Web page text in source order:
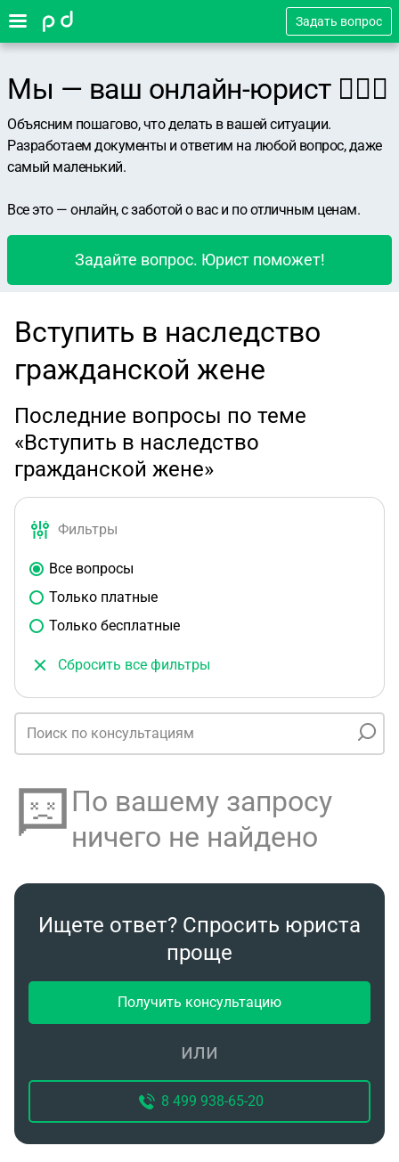
Задать вопрос
Мы — ваш онлайн-юрист 👨🏻‍⚖️
Объясним пошагово, что делать в вашей ситуации.
Разработаем документы и ответим на любой вопрос, даже
самый маленький.
Все это — онлайн, с заботой о вас и по отличным ценам.
Задайте вопрос. Юрист поможет!
Вступить в наследство
гражданской жене
Последние вопросы по теме
«Вступить в наследство
гражданской жене»
Фильтры
Все вопросы
Только платные
Только бесплатные
Сбросить все фильтры
По вашему запросу
ничего не найдено
Ищете ответ? Спросить юриста
проще
Получить консультацию
или
8 499 938-65-20